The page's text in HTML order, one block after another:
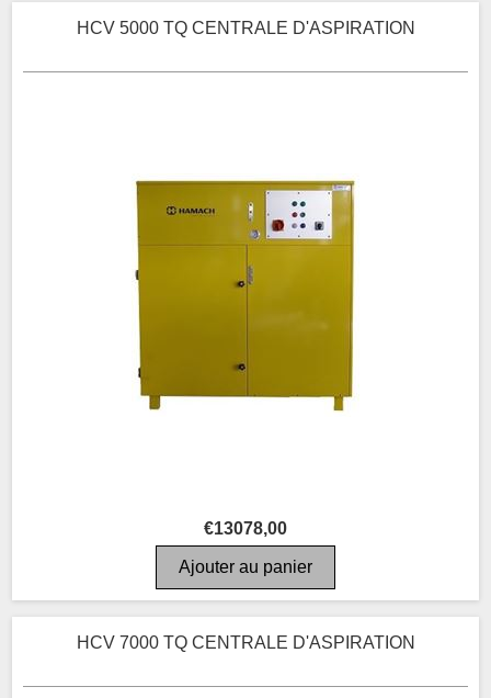
HCV 5000 TQ CENTRALE D'ASPIRATION
€13078,00
HCV 7000 TQ CENTRALE D'ASPIRATION